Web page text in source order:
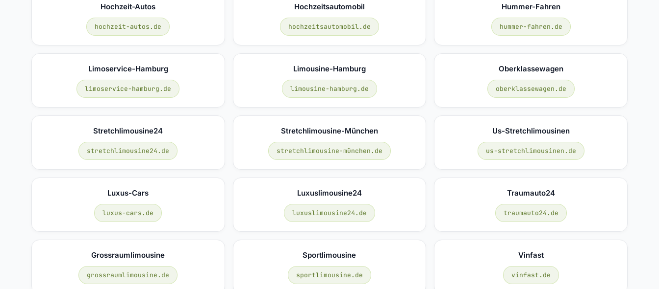
Hochzeit-Autos
hochzeit-autos.de
Hochzeitsautomobil
hochzeitsautomobil.de
Hummer-Fahren
hummer-fahren.de
Limoservice-Hamburg
limoservice-hamburg.de
Limousine-Hamburg
limousine-hamburg.de
Oberklassewagen
oberklassewagen.de
Stretchlimousine24
stretchlimousine24.de
Stretchlimousine-München
stretchlimousine-münchen.de
Us-Stretchlimousinen
us-stretchlimousinen.de
Luxus-Cars
luxus-cars.de
Luxuslimousine24
luxuslimousine24.de
Traumauto24
traumauto24.de
Grossraumlimousine
grossraumlimousine.de
Sportlimousine
sportlimousine.de
Vinfast
vinfast.de